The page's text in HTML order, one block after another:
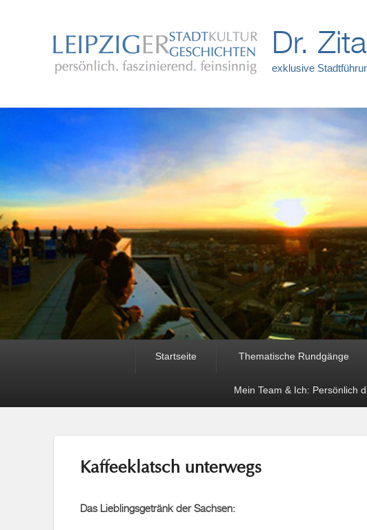
Dr.
exklusive
Startseite Thematische Rundgänge
Mein Team & Ich: Persönlich
Kaffeeklatsch unterwegs
Das Lieblingsgetränk der Sachsen: